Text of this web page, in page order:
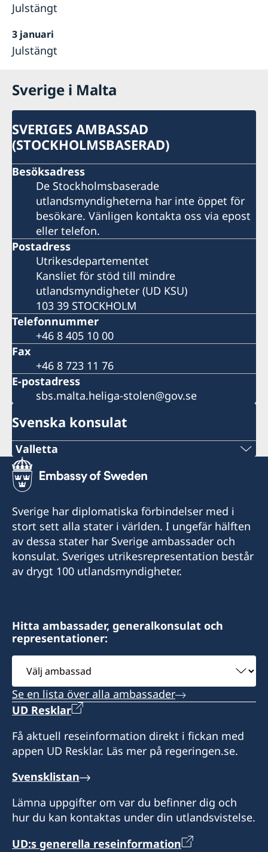
Julstängt
3 januari
Julstängt
Sverige i Malta
SVERIGES AMBASSAD
(STOCKHOLMSBASERAD)
Besöksadress
De Stockholmsbaserade
utlandsmyndigheterna har inte öppet för
besökare. Vänligen kontakta oss via epost
eller telefon.
Postadress
Utrikesdepartementet
Kansliet för stöd till mindre
utlandsmyndigheter (UD KSU)
103 39 STOCKHOLM
Telefonnummer
+46 8 405 10 00
Fax
+46 8 723 11 76
E-postadress
sbs.malta.heliga-stolen@gov.se
Svenska konsulat
Valletta
Telephone
+356 21 236120
E-mail
consulategeneral@galeasalomone.com
Consulate General of Sweden,
Telefon- och besökstid :
Besökstid endast efter överenskommelse.
måndag - fredag kl. 09.00-12.00
Honorärkonsul
Francis Galea Salomone
Sverige har diplomatiska förbindelser med i
stort sett alla stater i världen. I ungefär hälften
av dessa stater har Sverige ambassader och
konsulat. Sveriges utrikesrepresentation består
av drygt 100 utlandsmyndigheter.
Hitta ambassader, generalkonsulat och
representationer:
Välj
ambassad
Se en lista över alla ambassader
UD Resklar
Få aktuell reseinformation direkt i fickan med
appen UD Resklar. Läs mer på regeringen.se.
Svensklistan
Lämna uppgifter om var du befinner dig och
hur du kan kontaktas under din utlandsvistelse.
UD:s generella reseinformation